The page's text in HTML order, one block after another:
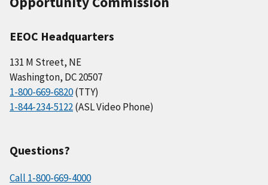
EEOC Headquarters
131 M Street, NE
Washington, DC 20507
1-800-669-6820(TTY)
1-844-234-5122(ASL Video Phone)
Questions?
Call 1-800-669-4000